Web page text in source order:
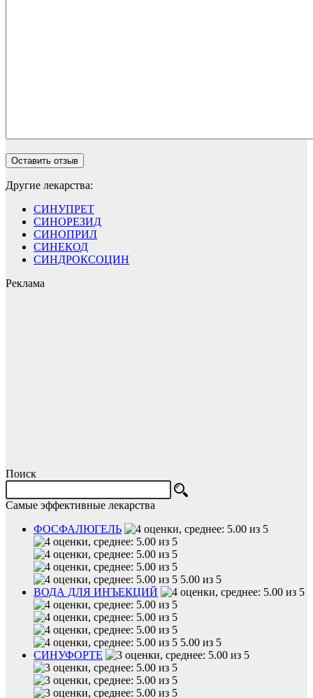
Другие лекарства:
СИНУПРЕТ
СИНОРЕЗИД
СИНОПРИЛ
СИНЕКОД
СИНДРОКСОЦИН
Реклама
Поиск
Самые эффективные лекарства
ФОСФАЛЮГЕЛЬ
5.00 из 5
ВОДА ДЛЯ ИНЪЕКЦИЙ
5.00 из 5
СИНУФОРТЕ